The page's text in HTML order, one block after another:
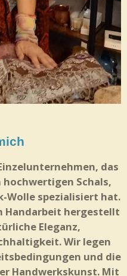
das
Schals,
Wolle spezialisiert hat.
Handarbeit hergestellt
Eleganz,
Wir legen
und die
Handwerkskunst. Mit